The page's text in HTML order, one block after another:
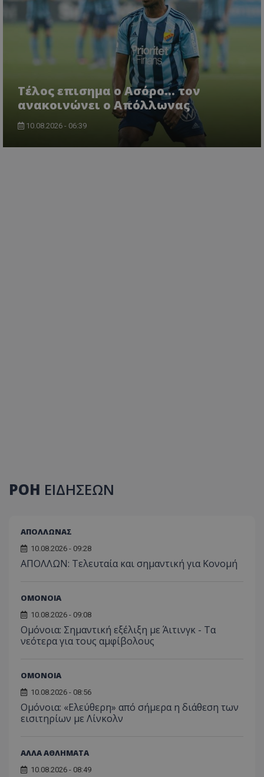
Tέλος επισημα ο Ασόρο... τον
ανακοινώνει ο Απόλλωνας
10.08.2026 - 06:39
ΡΟΗ ΕΙΔΗΣΕΩΝ
ΑΠΟΛΛΩΝΑΣ
10.08.2026 - 09:28
ΑΠΟΛΛΩΝ: Τελευταία και σημαντική για Κονομή
ΟΜΟΝΟΙΑ
10.08.2026 - 09:08
Ομόνοια: Σημαντική εξέλιξη με Άιτινγκ - Τα
νεότερα για τους αμφίβολους
ΟΜΟΝΟΙΑ
10.08.2026 - 08:56
Ομόνοια: «Ελεύθερη» από σήμερα η διάθεση των
εισιτηρίων με Λίνκολν
ΑΛΛΑ ΑΘΛΗΜΑΤΑ
10.08.2026 - 08:49